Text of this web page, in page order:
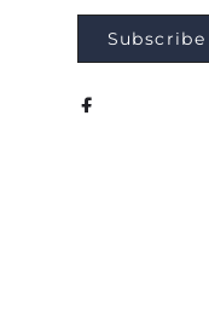
Subscribe